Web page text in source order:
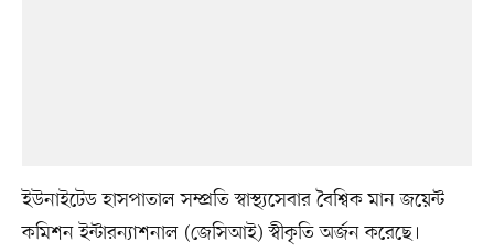
ইউনাইটেড হাসপাতাল সম্প্রতি স্বাস্থ্যসেবার বৈশ্বিক মান জয়েন্ট
কমিশন ইন্টারন্যাশনাল (জেসিআই) স্বীকৃতি অর্জন করেছে।